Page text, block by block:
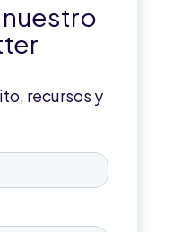
recursos y